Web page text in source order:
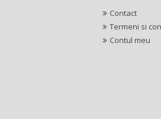
Contact
Termeni si
Contul meu